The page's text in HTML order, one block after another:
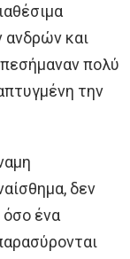
ανδρών και
πολύ
την
δεν
όσο ένα